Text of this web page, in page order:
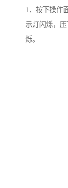
1．按下操作
示灯闪烁，
烁。